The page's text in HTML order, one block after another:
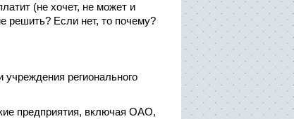
(не хочет, не может и
решить? Если нет, то почему?
учреждения регионального
предприятия, включая ОАО,